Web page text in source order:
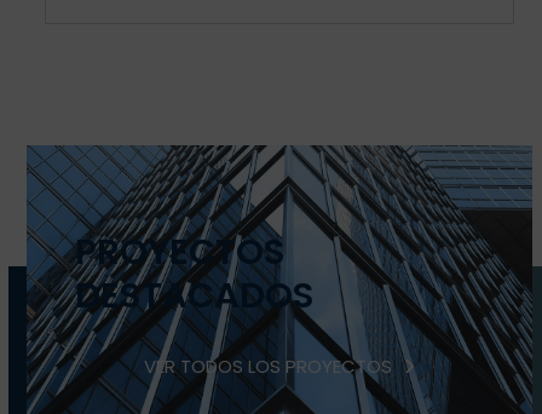
PROYECTOS
DESTACADOS
VER TODOS LOS PROYECTOS